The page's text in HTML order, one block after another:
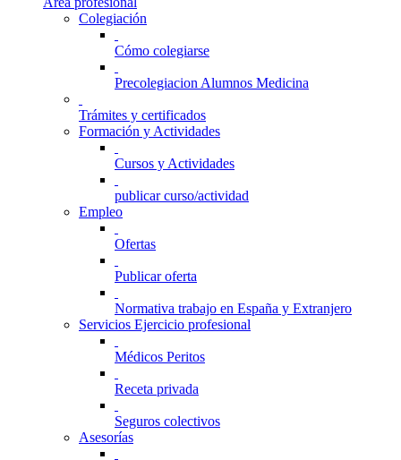
Colegiación
Cómo colegiarse
Precolegiacion Alumnos Medicina
Trámites y certificados
Formación y Actividades
Cursos y Actividades
publicar curso/actividad
Empleo
Ofertas
Publicar oferta
Normativa trabajo en España y Extranjero
Servicios Ejercicio profesional
Médicos Peritos
Receta privada
Seguros colectivos
Asesorías